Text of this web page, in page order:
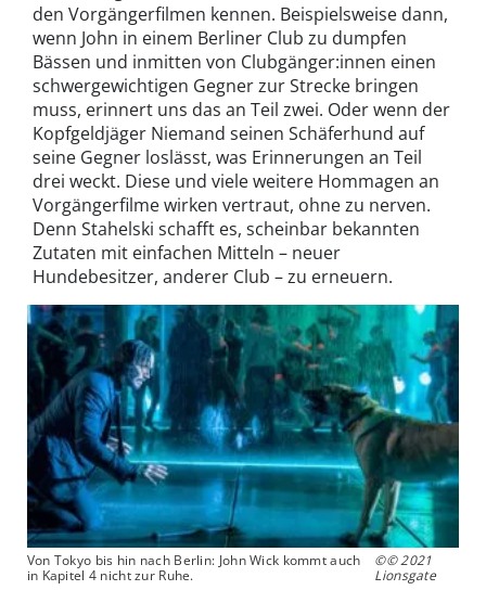
den Vorgängerfilmen kennen. Beispielsweise dann,
wenn John in einem Berliner Club zu dumpfen
Bässen und inmitten von Clubgänger:innen einen
schwergewichtigen Gegner zur Strecke bringen
muss, erinnert uns das an Teil zwei. Oder wenn der
Kopfgeldjäger Niemand seinen Schäferhund auf
seine Gegner loslässt, was Erinnerungen an Teil
drei weckt. Diese und viele weitere Hommagen an
Vorgängerfilme wirken vertraut, ohne zu nerven.
Denn Stahelski schafft es, scheinbar bekannten
Zutaten mit einfachen Mitteln – neuer
Hundebesitzer, anderer Club – zu erneuern.
Von Tokyo bis hin nach Berlin: John Wick kommt auch
in Kapitel 4 nicht zur Ruhe.
©© 2021
Lionsgate